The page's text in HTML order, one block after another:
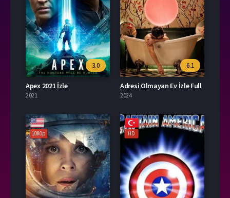
3.0
Apex 2021 İzle
2021
6.1
Adresi Olmayan Ev İzle Full
2024
1080p HD